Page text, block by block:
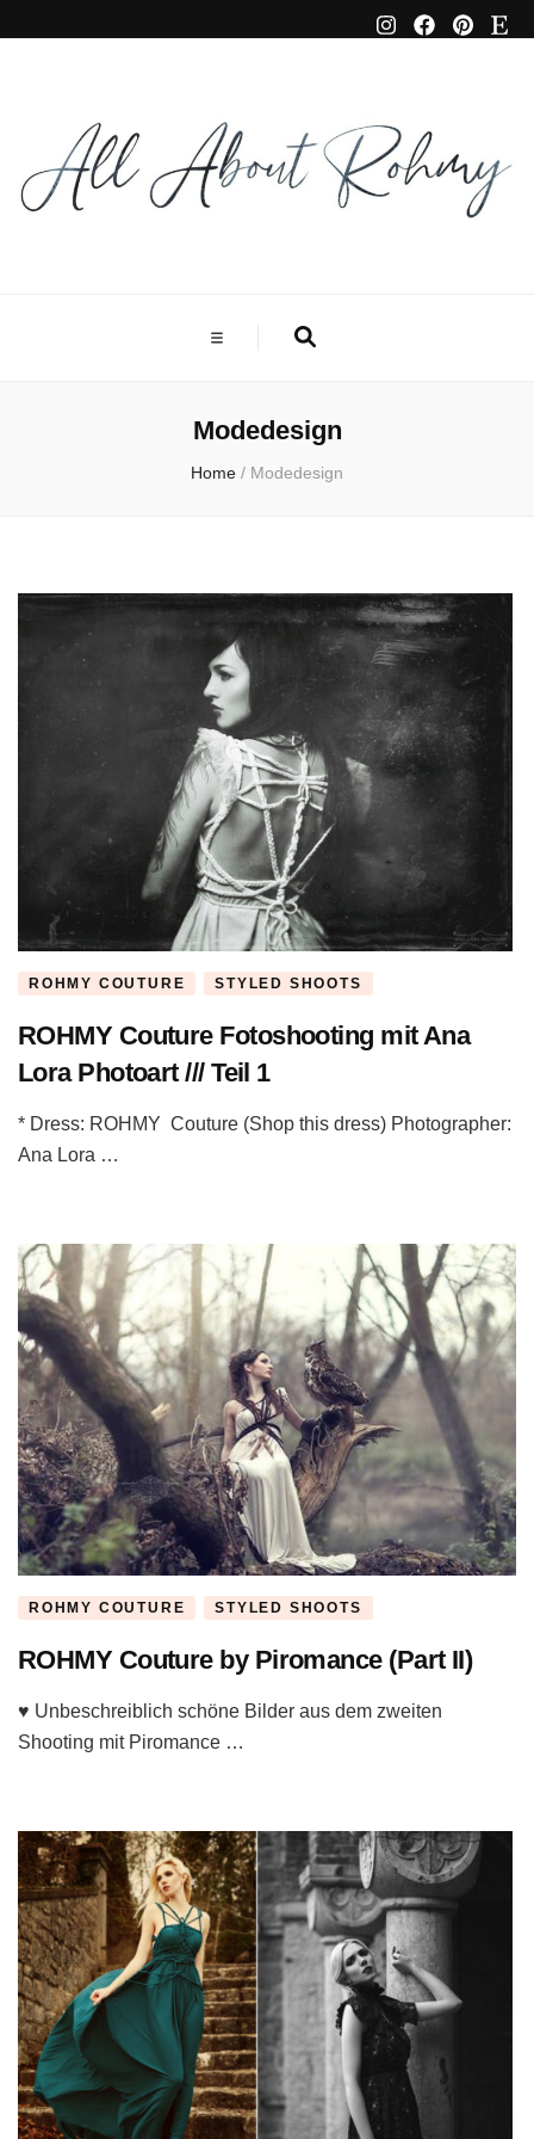
Modedesign
Home / Modedesign
ROHMY COUTURE STYLED SHOOTS
ROHMY Couture Fotoshooting mit Ana
Lora Photoart /// Teil 1
* Dress: ROHMY Couture (Shop this dress) Photographer:
Ana Lora …
ROHMY COUTURE STYLED SHOOTS
ROHMY Couture by Piromance (Part II)
♥ Unbeschreiblich schöne Bilder aus dem zweiten
Shooting mit Piromance …